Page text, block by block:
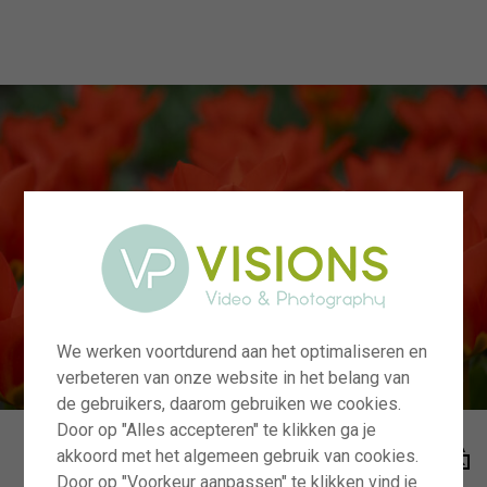
We werken voortdurend aan het optimaliseren en
verbeteren van onze website in het belang van
de gebruikers, daarom gebruiken we cookies.
Door op "Alles accepteren" te klikken ga je
akkoord met het algemeen gebruik van cookies.
Door op "Voorkeur aanpassen" te klikken vind je